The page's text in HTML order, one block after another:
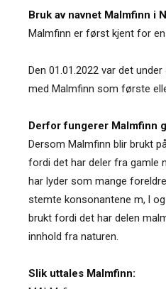
Bruk av navnet Malmfinn i
Malmfinn er først kjent for en
Den 01.01.2022 var det
med Malmfinn som første
Derfor fungerer Malmfinn
Dersom Malmfinn blir brukt
fordi det har deler fra gamle
har lyder som mange
stemte konsonantene m, l
brukt fordi det har delen
innhold fra naturen.
Slik uttales Malmfinn: